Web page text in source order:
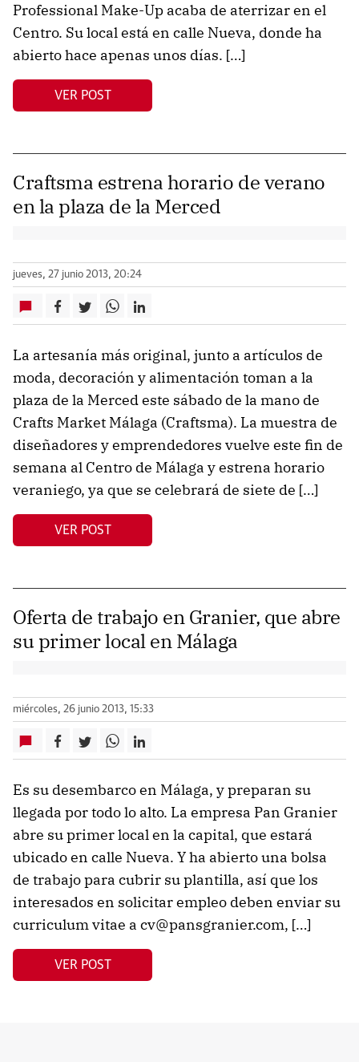
Professional Make-Up acaba de aterrizar en el
Centro. Su local está en calle Nueva, donde ha
abierto hace apenas unos días. […]
VER POST
Craftsma estrena horario de verano
en la plaza de la Merced
jueves, 27 junio 2013, 20:24
La artesanía más original, junto a artículos de
moda, decoración y alimentación toman a la
plaza de la Merced este sábado de la mano de
Crafts Market Málaga (Craftsma). La muestra de
diseñadores y emprendedores vuelve este fin de
semana al Centro de Málaga y estrena horario
veraniego, ya que se celebrará de siete de […]
VER POST
Oferta de trabajo en Granier, que abre
su primer local en Málaga
miércoles, 26 junio 2013, 15:33
Es su desembarco en Málaga, y preparan su
llegada por todo lo alto. La empresa Pan Granier
abre su primer local en la capital, que estará
ubicado en calle Nueva. Y ha abierto una bolsa
de trabajo para cubrir su plantilla, así que los
interesados en solicitar empleo deben enviar su
curriculum vitae a cv@pansgranier.com, […]
VER POST